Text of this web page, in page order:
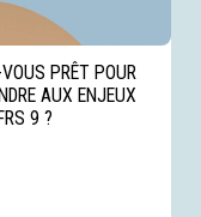
PRÊT POUR
AUX ENJEUX
9 ?